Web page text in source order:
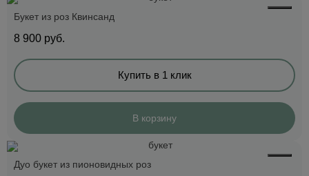
Букет из роз Квинсанд
8 900 руб.
Купить в 1 клик
В корзину
Дуо букет из пионовидных роз